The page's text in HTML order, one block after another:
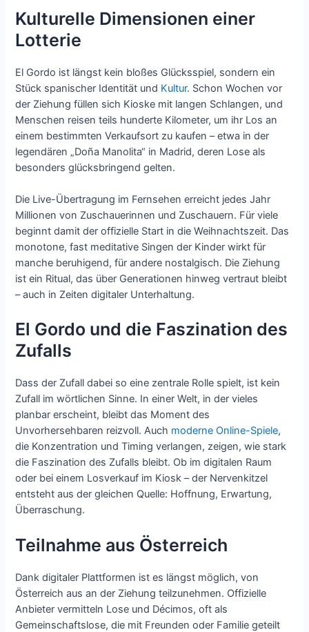
Kulturelle Dimensionen einer
Lotterie
El Gordo ist längst kein bloßes Glücksspiel, sondern ein
Stück spanischer Identität und Kultur. Schon Wochen vor
der Ziehung füllen sich Kioske mit langen Schlangen, und
Menschen reisen teils hunderte Kilometer, um ihr Los an
einem bestimmten Verkaufsort zu kaufen – etwa in der
legendären „Doña Manolita“ in Madrid, deren Lose als
besonders glücksbringend gelten.
Die Live-Übertragung im Fernsehen erreicht jedes Jahr
Millionen von Zuschauerinnen und Zuschauern. Für viele
beginnt damit der offizielle Start in die Weihnachtszeit. Das
monotone, fast meditative Singen der Kinder wirkt für
manche beruhigend, für andere nostalgisch. Die Ziehung
ist ein Ritual, das über Generationen hinweg vertraut bleibt
– auch in Zeiten digitaler Unterhaltung.
El Gordo und die Faszination des
Zufalls
Dass der Zufall dabei so eine zentrale Rolle spielt, ist kein
Zufall im wörtlichen Sinne. In einer Welt, in der vieles
planbar erscheint, bleibt das Moment des
Unvorhersehbaren reizvoll. Auch moderne Online-Spiele,
die Konzentration und Timing verlangen, zeigen, wie stark
die Faszination des Zufalls bleibt. Ob im digitalen Raum
oder bei einem Losverkauf im Kiosk – der Nervenkitzel
entsteht aus der gleichen Quelle: Hoffnung, Erwartung,
Überraschung.
Teilnahme aus Österreich
Dank digitaler Plattformen ist es längst möglich, von
Österreich aus an der Ziehung teilzunehmen. Offizielle
Anbieter vermitteln Lose und Décimos, oft als
Gemeinschaftslose, die mit Freunden oder Familie geteilt